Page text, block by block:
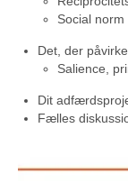
Social
Det, der
Salience,
Dit
Fælles